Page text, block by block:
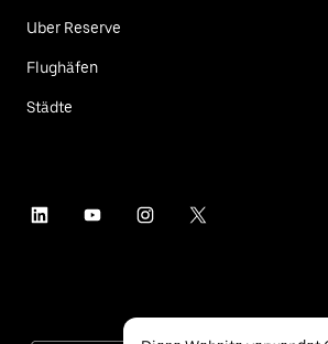
Uber Reserve
Flughäfen
Städte